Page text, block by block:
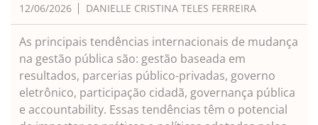
12/06/2026 DANIELLE CRISTINA TELES FERREIRA
As principais tendências internacionais de mudança
na gestão pública são: gestão baseada em
resultados, parcerias público-privadas, governo
eletrônico, participação cidadã, governança pública
e accountability. Essas tendências têm o potencial